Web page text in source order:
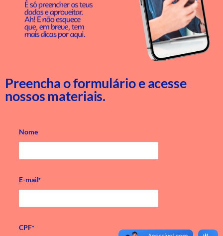
Preencha o formulário e acesse
nossos materiais.
Nome
E-mail*
CPF*